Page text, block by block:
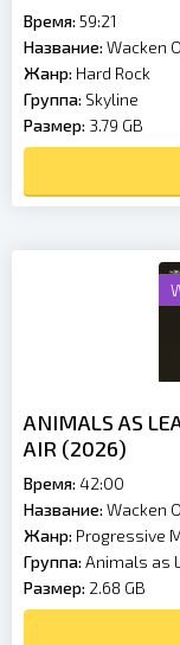
Время: 59:21
Название: Wacken
Жанр: Hard Rock
Группа: Skyline
Размер: 3.79 GB
ANIMALS AS
AIR (2026)
Время: 42:00
Название: Wacken
Жанр: Progressive
Группа: Animals as
Размер: 2.68 GB